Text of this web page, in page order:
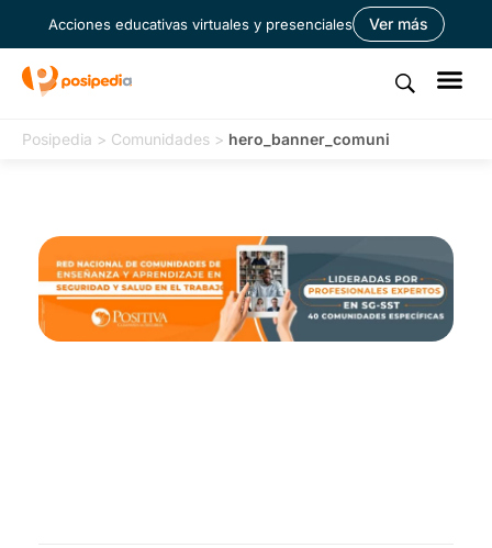
Acciones educativas virtuales y presenciales Ver más
Posipedia > Comunidades > hero_banner_comuni